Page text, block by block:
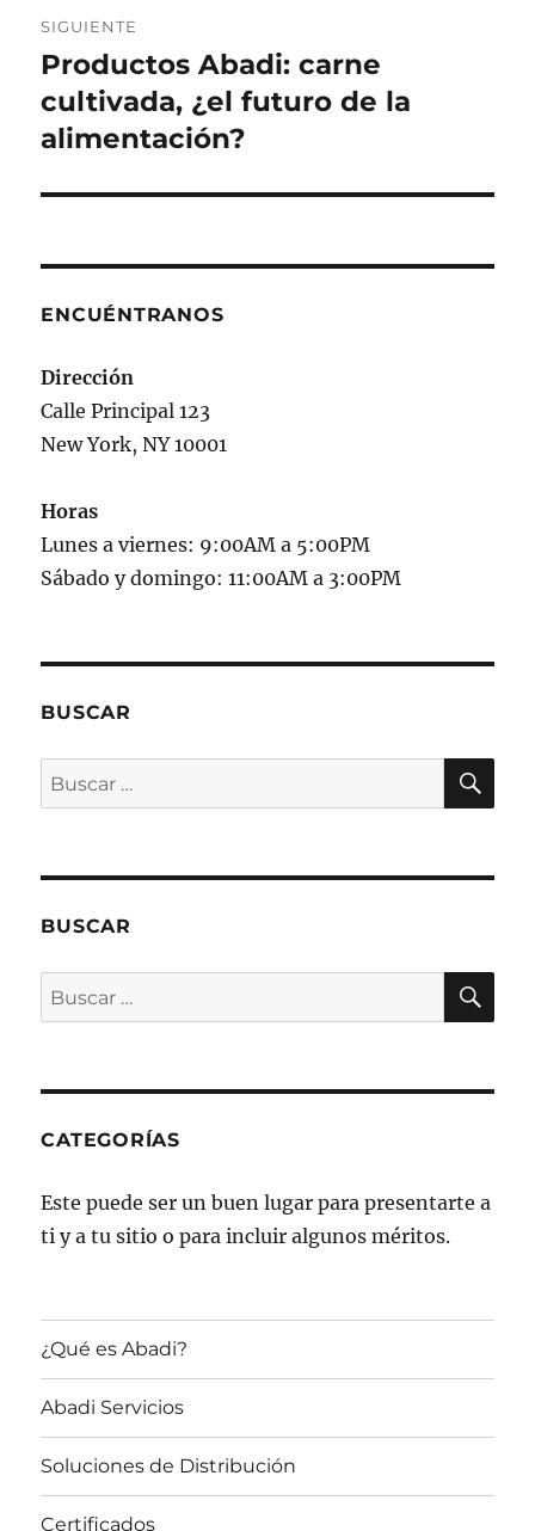
SIGUIENTE
Siguiente
entrada:
Productos Abadi: carne
cultivada, ¿el futuro de la
alimentación?
ENCUÉNTRANOS
Dirección
Calle Principal 123
New York, NY 10001
Horas
Lunes a viernes: 9:00AM a 5:00PM
Sábado y domingo: 11:00AM a 3:00PM
BUSCAR
Buscar
por:
BUSCAR
Buscar
por:
CATEGORÍAS
Este puede ser un buen lugar para presentarte a
ti y a tu sitio o para incluir algunos méritos.
¿Qué es Abadi?
Abadi Servicios
Soluciones de Distribución
Certificados